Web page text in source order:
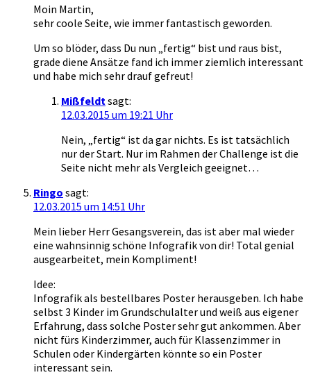
Moin Martin,
sehr coole Seite, wie immer fantastisch geworden.
Um so blöder, dass Du nun „fertig“ bist und raus bist,
grade diene Ansätze fand ich immer ziemlich interessant
und habe mich sehr drauf gefreut!
Mißfeldt sagt:
12.03.2015 um 19:21 Uhr
Nein, „fertig“ ist da gar nichts. Es ist tatsächlich
nur der Start. Nur im Rahmen der Challenge ist die
Seite nicht mehr als Vergleich geeignet…
Ringo sagt:
12.03.2015 um 14:51 Uhr
Mein lieber Herr Gesangsverein, das ist aber mal wieder
eine wahnsinnig schöne Infografik von dir! Total genial
ausgearbeitet, mein Kompliment!
Idee:
Infografik als bestellbares Poster herausgeben. Ich habe
selbst 3 Kinder im Grundschulalter und weiß aus eigener
Erfahrung, dass solche Poster sehr gut ankommen. Aber
nicht fürs Kinderzimmer, auch für Klassenzimmer in
Schulen oder Kindergärten könnte so ein Poster
interessant sein.